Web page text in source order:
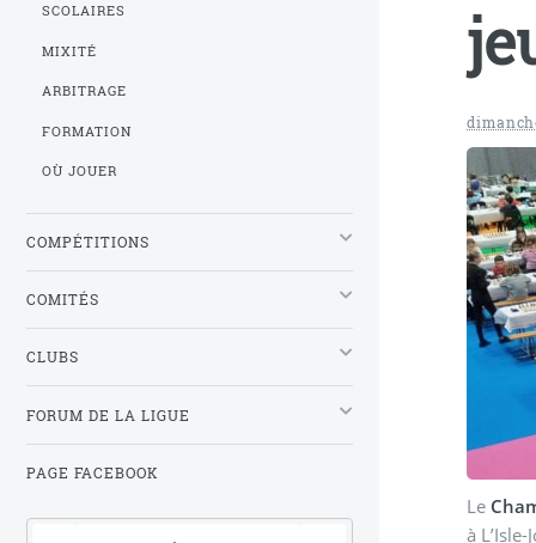
Le
à
SCOLAIRES
MIXITÉ
ARBITRAGE
FORMATION
OÙ JOUER
COMPÉTITIONS
COMITÉS
CLUBS
FORUM DE LA LIGUE
PAGE FACEBOOK